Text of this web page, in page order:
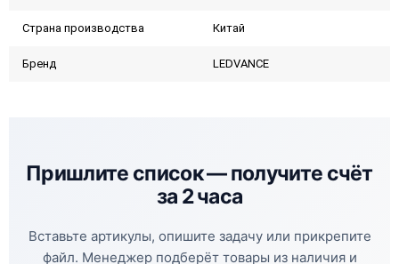
Страна производства Китай
Бренд LEDVANCE
Пришлите список —получите счёт
за 2 часа
Вставьте артикулы, опишите задачу или прикрепите
файл. Менеджер подберёт товары из наличия и